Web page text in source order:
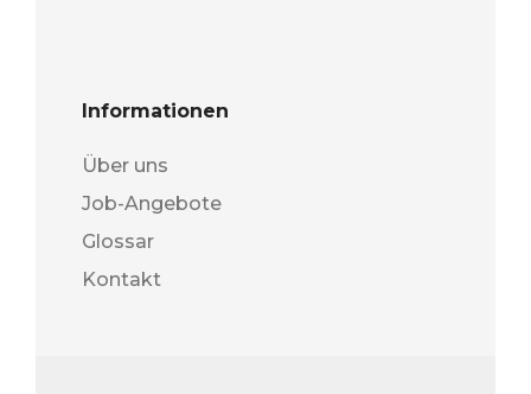
Informationen
Über uns
Job-Angebote
Glossar
Kontakt